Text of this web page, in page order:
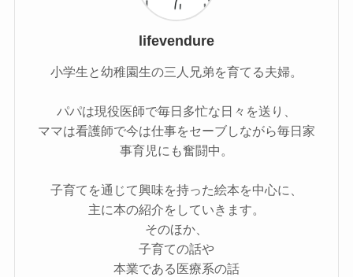
lifevendure
小学生と幼稚園生の三人兄弟を育てる夫婦。
パパは現役医師で毎日多忙な日々を送り、
ママは看護師で今は仕事をセーブしながら毎日家
事育児にも奮闘中。
子育てを通じて興味を持った絵本を中心に、
主に本の紹介をしていきます。
そのほか、
子育ての話や
本業である医療系の話